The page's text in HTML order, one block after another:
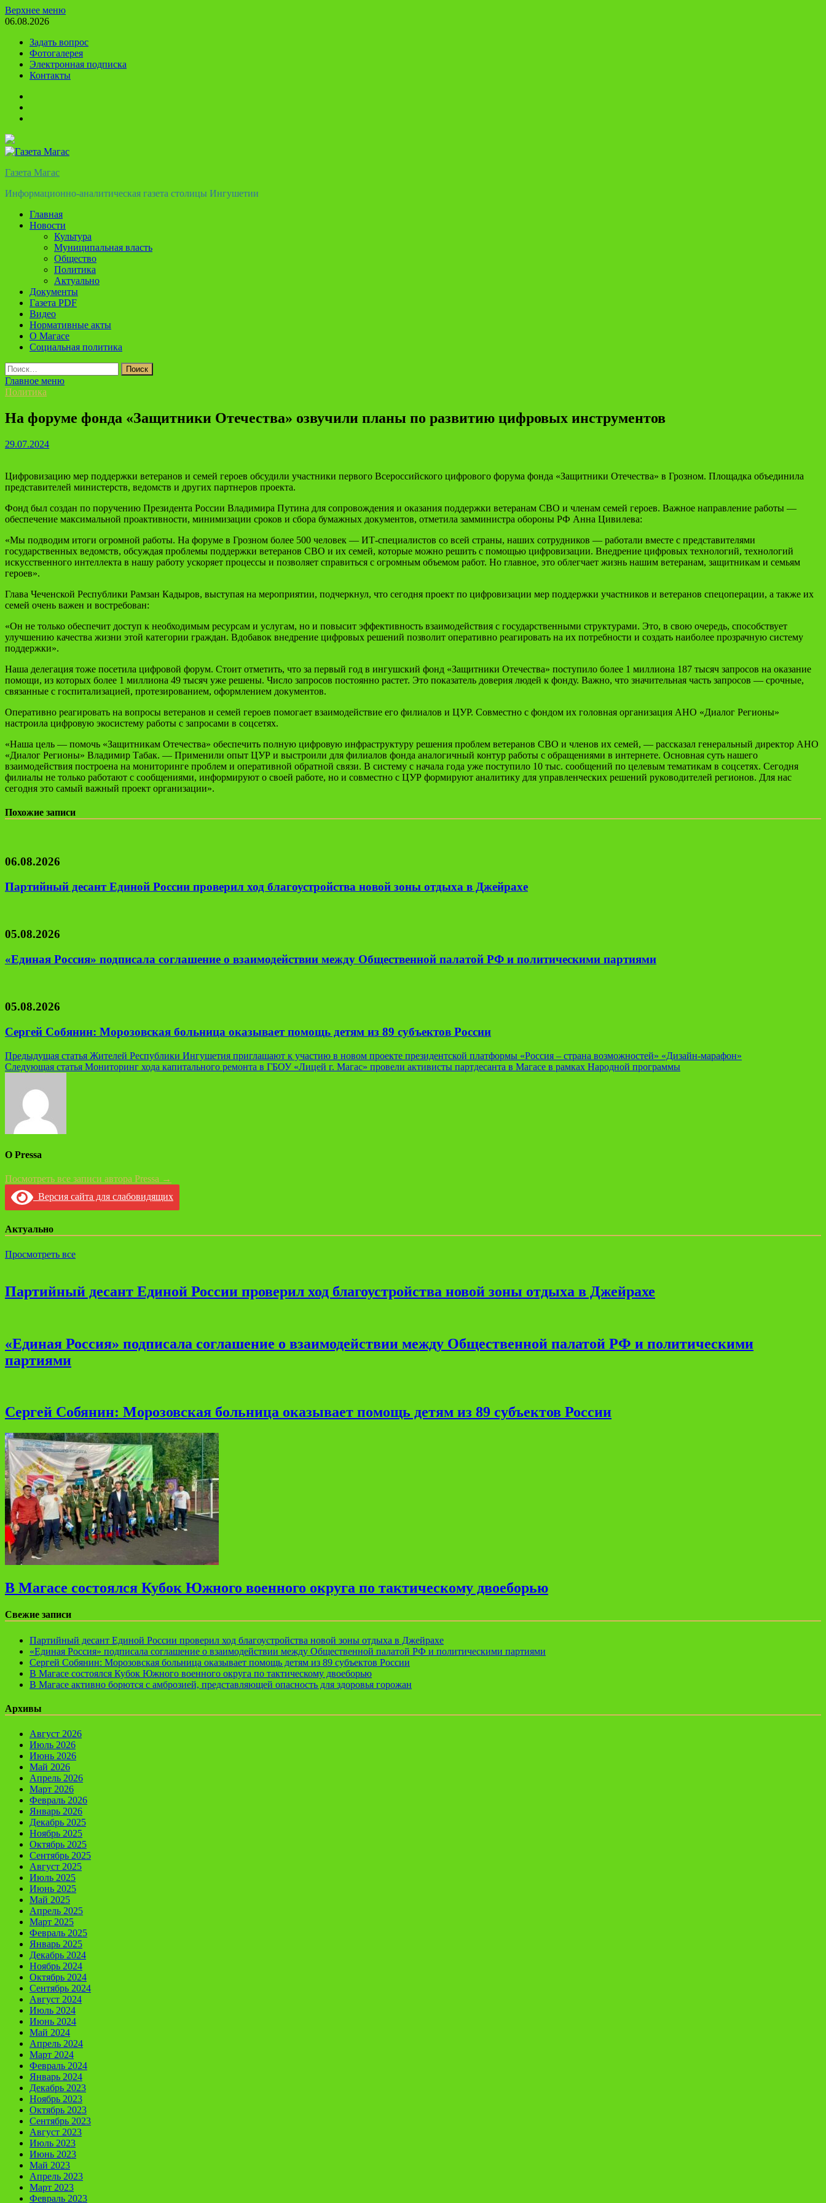
Перейти
к
Верхнее меню
06.08.2026
Задать вопрос
Фотогалерея
Электронная подписка
Контакты
Газета Магас
Информационно-аналитическая газета столицы Ингушетии
Главная
Новости
Культура
Муниципальная власть
Общество
Политика
Актуально
Документы
Газета PDF
Видео
Нормативные акты
О Магасе
Социальная политика
Найти:
Главное меню
Политика
На форуме фонда «Защитники Отечества» озвучили планы по развитию цифровых инструментов
29.07.2024
Цифровизацию мер поддержки ветеранов и семей героев обсудили участники первого Всероссийского цифрового форума фонда «Защитники Отечества» в Грозном. Площадка объединила
представителей министерств, ведомств и других партнеров проекта.
Фонд был создан по поручению Президента России Владимира Путина для сопровождения и оказания поддержки ветеранам СВО и членам семей героев. Важное направление работы —
обеспечение максимальной проактивности, минимизации сроков и сбора бумажных документов, отметила замминистра обороны РФ Анна Цивилева:
«Мы подводим итоги огромной работы. На форуме в Грозном более 500 человек — ИТ-специалистов со всей страны, наших сотрудников — работали вместе с представителями
государственных ведомств, обсуждая проблемы поддержки ветеранов СВО и их семей, которые можно решить с помощью цифровизации. Внедрение цифровых технологий, технологий
искусственного интеллекта в нашу работу ускоряет процессы и позволяет справиться с огромным объемом работ. Но главное, это облегчает жизнь нашим ветеранам, защитникам и семьям
героев».
Глава Чеченской Республики Рамзан Кадыров, выступая на мероприятии, подчеркнул, что сегодня проект по цифровизации мер поддержки участников и ветеранов спецоперации, а также их
семей очень важен и востребован:
«Он не только обеспечит доступ к необходимым ресурсам и услугам, но и повысит эффективность взаимодействия с государственными структурами. Это, в свою очередь, способствует
улучшению качества жизни этой категории граждан. Вдобавок внедрение цифровых решений позволит оперативно реагировать на их потребности и создать наиболее прозрачную систему
поддержки».
Наша делегация тоже посетила цифровой форум. Стоит отметить, что за первый год в ингушский фонд «Защитники Отечества» поступило более 1 миллиона 187 тысяч запросов на оказание
помощи, из которых более 1 миллиона 49 тысяч уже решены. Число запросов постоянно растет. Это показатель доверия людей к фонду. Важно, что значительная часть запросов — срочные,
связанные с госпитализацией, протезированием, оформлением документов.
Оперативно реагировать на вопросы ветеранов и семей героев помогает взаимодействие его филиалов и ЦУР. Совместно с фондом их головная организация АНО «Диалог Регионы»
настроила цифровую экосистему работы с запросами в соцсетях.
«Наша цель — помочь «Защитникам Отечества» обеспечить полную цифровую инфраструктуру решения проблем ветеранов СВО и членов их семей, — рассказал генеральный директор АНО
«Диалог Регионы» Владимир Табак. — Применили опыт ЦУР и выстроили для филиалов фонда аналогичный контур работы с обращениями в интернете. Основная суть нашего
взаимодействия построена на мониторинге проблем и оперативной обратной связи. В систему с начала года уже поступило 10 тыс. сообщений по целевым тематикам в соцсетях. Сегодня
филиалы не только работают с сообщениями, информируют о своей работе, но и совместно с ЦУР формируют аналитику для управленческих решений руководителей регионов. Для нас
сегодня это самый важный проект организации».
Похожие записи
06.08.2026
Партийный десант Единой России проверил ход благоустройства новой зоны отдыха в Джейрахе
05.08.2026
«Единая Россия» подписала соглашение о взаимодействии между Общественной палатой РФ и политическими партиями
05.08.2026
Сергей Собянин: Морозовская больница оказывает помощь детям из 89 субъектов России
Навигация
по
записям
Предыдущая статья Жителей Республики Ингушетия приглашают к участию в новом проекте президентской платформы «Россия – страна возможностей» «Дизайн-марафон»
Следующая статья Мониторинг хода капитального ремонта в ГБОУ «Лицей г. Магас» провели активисты партдесанта в Магасе в рамках Народной программы
О Pressa
Посмотреть все записи автора Pressa →
Версия сайта для слабовидящих
Актуально
Просмотреть все
Партийный десант Единой России проверил ход благоустройства новой зоны отдыха в Джейрахе
«Единая Россия» подписала соглашение о взаимодействии между Общественной палатой РФ и политическими
партиями
Сергей Собянин: Морозовская больница оказывает помощь детям из 89 субъектов России
В Магасе состоялся Кубок Южного военного округа по тактическому двоеборью
Свежие записи
Партийный десант Единой России проверил ход благоустройства новой зоны отдыха в Джейрахе
«Единая Россия» подписала соглашение о взаимодействии между Общественной палатой РФ и политическими партиями
Сергей Собянин: Морозовская больница оказывает помощь детям из 89 субъектов России
В Магасе состоялся Кубок Южного военного округа по тактическому двоеборью
В Магасе активно борются с амброзией, представляющей опасность для здоровья горожан
Архивы
Август 2026
Июль 2026
Июнь 2026
Май 2026
Апрель 2026
Март 2026
Февраль 2026
Январь 2026
Декабрь 2025
Ноябрь 2025
Октябрь 2025
Сентябрь 2025
Август 2025
Июль 2025
Июнь 2025
Май 2025
Апрель 2025
Март 2025
Февраль 2025
Январь 2025
Декабрь 2024
Ноябрь 2024
Октябрь 2024
Сентябрь 2024
Август 2024
Июль 2024
Июнь 2024
Май 2024
Апрель 2024
Март 2024
Февраль 2024
Январь 2024
Декабрь 2023
Ноябрь 2023
Октябрь 2023
Сентябрь 2023
Август 2023
Июль 2023
Июнь 2023
Май 2023
Апрель 2023
Март 2023
Февраль 2023